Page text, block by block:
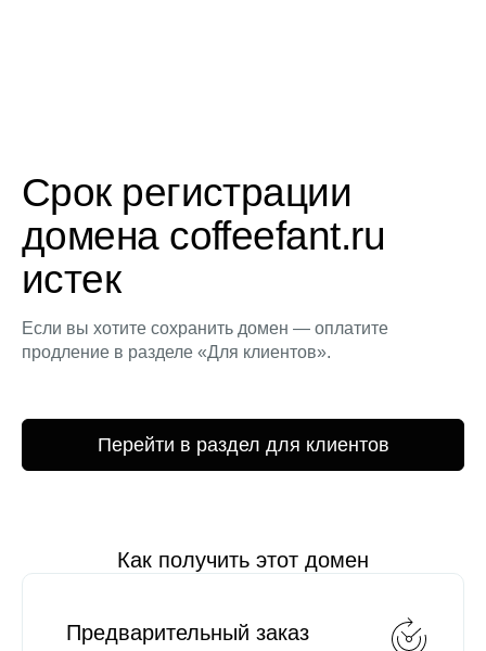
Срок регистрации
домена coffeefant.ru
истек
Если вы хотите сохранить домен — оплатите
продление в разделе «Для клиентов».
Перейти в раздел для клиентов
Как получить этот домен
Предварительный заказ